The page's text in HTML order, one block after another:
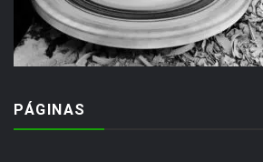
PÁGINAS